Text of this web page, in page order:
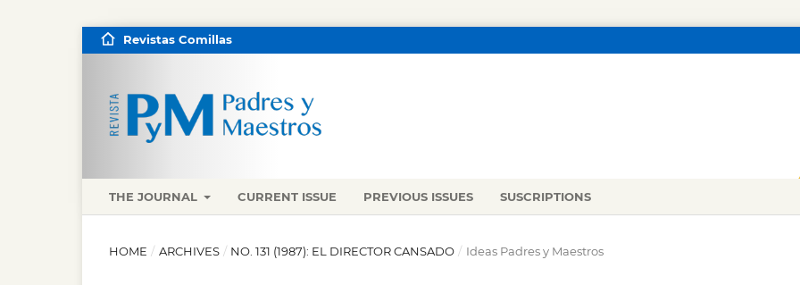
THE JOURNAL CURRENT ISSUE PREVIOUS ISSUES SUSCRIPTIONS
Revistas Comillas
HOME / ARCHIVES / NO. 131 (1987): EL DIRECTOR CANSADO / Ideas Padres y Maestros